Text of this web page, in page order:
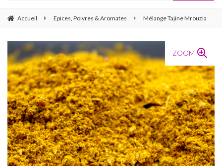
Accueil Epices, Poivres & Aromates Mélange Tajine Mrouzia
ZOOM